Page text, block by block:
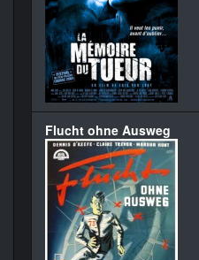
Flucht ohne Ausweg